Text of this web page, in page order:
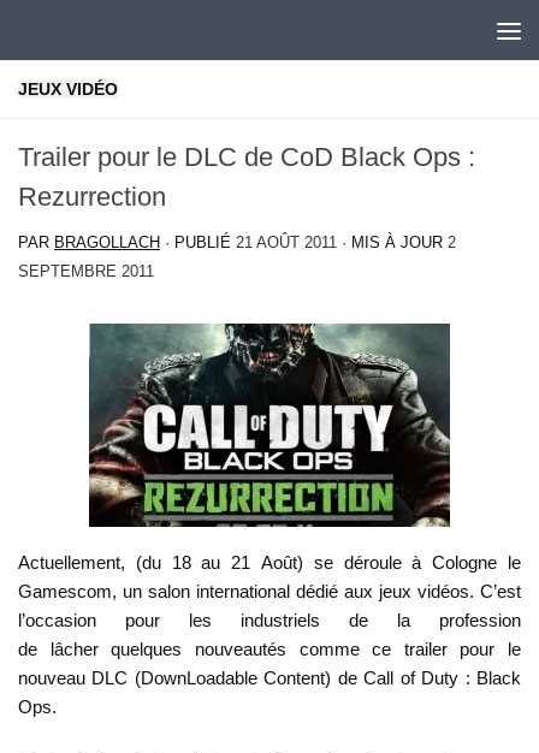
JEUX VIDÉO
Trailer pour le DLC de CoD Black Ops :
Rezurrection
PAR BRAGOLLACH · PUBLIÉ 21 AOÛT 2011 · MIS À JOUR 2
SEPTEMBRE 2011
Actuellement, (du 18 au 21 Août) se déroule àCologne le
Gamescom, un salon international dédié aux jeux vidéos. C’est
l’occasion pour les industriels de la profession
de lâcher quelques nouveautés comme ce trailerpour le
nouveau DLC (DownLoadable Content) deCall of Duty : Black
Ops.